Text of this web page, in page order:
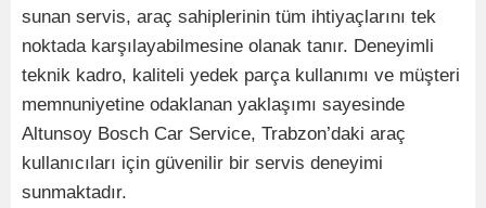
sunan servis, araç sahiplerinin tüm ihtiyaçlarını tek
noktada karşılayabilmesine olanak tanır. Deneyimli
teknik kadro, kaliteli yedek parça kullanımı ve müşteri
memnuniyetine odaklanan yaklaşımı sayesinde
Altunsoy Bosch Car Service, Trabzon’daki araç
kullanıcıları için güvenilir bir servis deneyimi
sunmaktadır.